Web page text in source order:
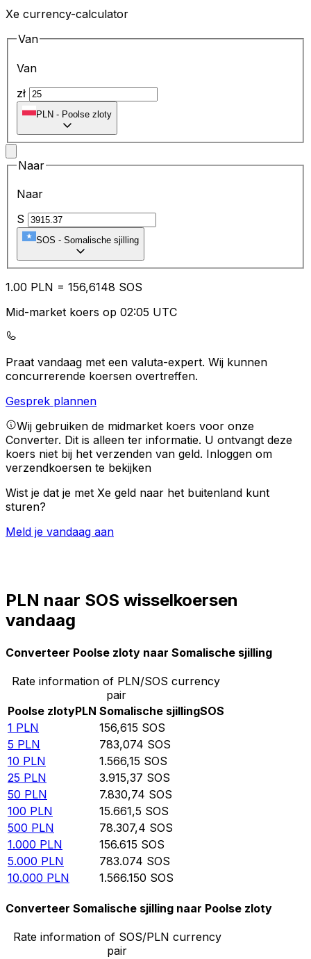
Xe currency-calculator
Van
Van
zł
PLN - Poolse zloty
Naar
Naar
S
SOS - Somalische sjilling
1.00 PLN = 156,6148 SOS
Mid-market koers op 02:05 UTC
Praat vandaag met een valuta-expert. Wij kunnen
concurrerende koersen overtreffen.
Gesprek plannen
Wij gebruiken de midmarket koers voor onze
Converter. Dit is alleen ter informatie. U ontvangt deze
koers niet bij het verzenden van geld. Inloggen om
verzendkoersen te bekijken
Wist je dat je met Xe geld naar het buitenland kunt
sturen?
Meld je vandaag aan
PLN naar SOS wisselkoersen
vandaag
Converteer Poolse zloty naar Somalische sjilling
Rate information of PLN/SOS currency
pair
Poolse zlotyPLN Somalische sjillingSOS
1 PLN 156,615 SOS
5 PLN 783,074 SOS
10 PLN 1.566,15 SOS
25 PLN 3.915,37 SOS
50 PLN 7.830,74 SOS
100 PLN 15.661,5 SOS
500 PLN 78.307,4 SOS
1.000 PLN 156.615 SOS
5.000 PLN 783.074 SOS
10.000 PLN 1.566.150 SOS
Converteer Somalische sjilling naar Poolse zloty
Rate information of SOS/PLN currency
pair